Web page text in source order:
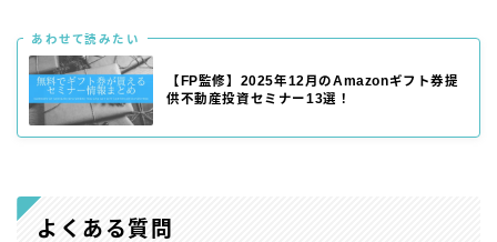
あわせて読みたい
【FP監修】2025年12月のAmazonギフト券提
供不動産投資セミナー13選！
よくある質問